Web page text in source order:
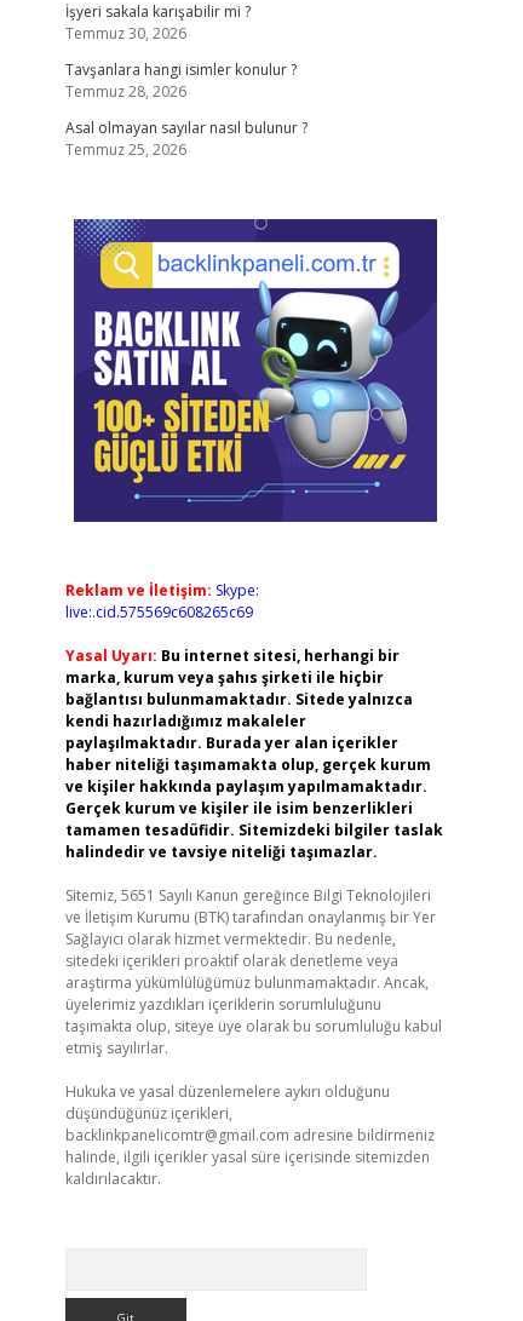
İşyeri sakala karışabilir mi ?
Temmuz 30, 2026
Tavşanlara hangi isimler konulur ?
Temmuz 28, 2026
Asal olmayan sayılar nasıl bulunur ?
Temmuz 25, 2026
Reklam ve İletişim: Skype:
live:.cid.575569c608265c69
Yasal Uyarı: Bu internet sitesi, herhangi bir
marka, kurum veya şahıs şirketi ile hiçbir
bağlantısı bulunmamaktadır. Sitede yalnızca
kendi hazırladığımız makaleler
paylaşılmaktadır. Burada yer alan içerikler
haber niteliği taşımamakta olup, gerçek kurum
ve kişiler hakkında paylaşım yapılmamaktadır.
Gerçek kurum ve kişiler ile isim benzerlikleri
tamamen tesadüfidir. Sitemizdeki bilgiler taslak
halindedir ve tavsiye niteliği taşımazlar.
Sitemiz, 5651 Sayılı Kanun gereğince Bilgi Teknolojileri
ve İletişim Kurumu (BTK) tarafından onaylanmış bir Yer
Sağlayıcı olarak hizmet vermektedir. Bu nedenle,
sitedeki içerikleri proaktif olarak denetleme veya
araştırma yükümlülüğümüz bulunmamaktadır. Ancak,
üyelerimiz yazdıkları içeriklerin sorumluluğunu
taşımakta olup, siteye üye olarak bu sorumluluğu kabul
etmiş sayılırlar.
Hukuka ve yasal düzenlemelere aykırı olduğunu
düşündüğünüz içerikleri,
backlinkpanelicomtr@gmail.com adresine bildirmeniz
halinde, ilgili içerikler yasal süre içerisinde sitemizden
kaldırılacaktır.